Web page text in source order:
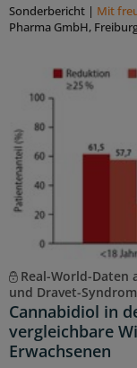
Sonderbericht | Mit
Pharma GmbH,
Real-World-Daten
und Dravet-Syndrom
Cannabidiol in
vergleichbare
Erwachsenen